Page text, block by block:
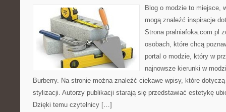
Blog o modzie to miejsce,
mogą znaleźć inspiracje
Strona pralniafoka.com.pl
osobach, które chcą
portal o modzie, który w
najnowsze kierunki w
Burberry. Na stronie można znaleźć ciekawe wpisy, które
stylizacji. Autorzy publikacji starają się przedstawiać estetykę
Dzięki temu czytelnicy […]